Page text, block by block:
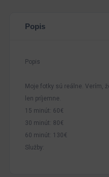
Popis
Popis
Moje fotky sú reálne. Verím,
len príjemne.
15 minút: 60€
30 minút: 80€
60 minút: 130€
Služby: